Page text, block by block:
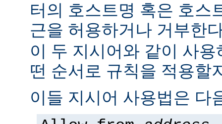
터의 호스트명 혹은 호스
근을 허용하거나 거부한
이 두 지시어와 같이 사
떤 순서로 규칙을 적용할
이들 지시어 사용법은 다